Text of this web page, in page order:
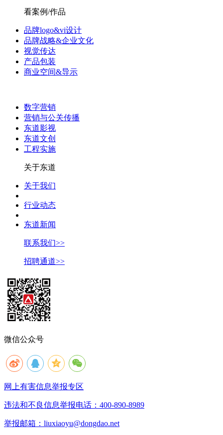
看案例/作品
品牌logo&vi设计
品牌战略&企业文化
视觉传达
产品包装
商业空间&导示
数字营销
营销与公关传播
东道影视
东道文创
工程实施
关于东道
关于我们
行业动态
东道新闻
联系我们>>
招聘通道>>
微信公众号
网上有害信息举报专区
违法和不良信息举报电话：400-890-8989
举报邮箱：liuxiaoyu@dongdao.net